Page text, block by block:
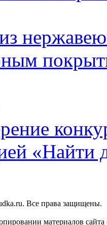
«Найти
Все права защищены.
материалов сайта